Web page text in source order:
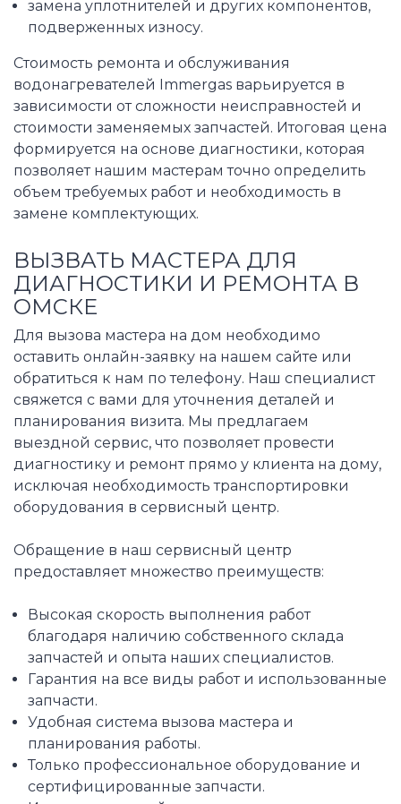
замена уплотнителей и других компонентов,
подверженных износу.
Стоимость ремонта и обслуживания
водонагревателей Immergas варьируется в
зависимости от сложности неисправностей и
стоимости заменяемых запчастей. Итоговая цена
формируется на основе диагностики, которая
позволяет нашим мастерам точно определить
объем требуемых работ и необходимость в
замене комплектующих.
ВЫЗВАТЬ МАСТЕРА ДЛЯ
ДИАГНОСТИКИ И РЕМОНТА В
ОМСКЕ
Для вызова мастера на дом необходимо
оставить онлайн-заявку на нашем сайте или
обратиться к нам по телефону. Наш специалист
свяжется с вами для уточнения деталей и
планирования визита. Мы предлагаем
выездной сервис, что позволяет провести
диагностику и ремонт прямо у клиента на дому,
исключая необходимость транспортировки
оборудования в сервисный центр.
Обращение в наш сервисный центр
предоставляет множество преимуществ:
Высокая скорость выполнения работ
благодаря наличию собственного склада
запчастей и опыта наших специалистов.
Гарантия на все виды работ и использованные
запчасти.
Удобная система вызова мастера и
планирования работы.
Только профессиональное оборудование и
сертифицированные запчасти.